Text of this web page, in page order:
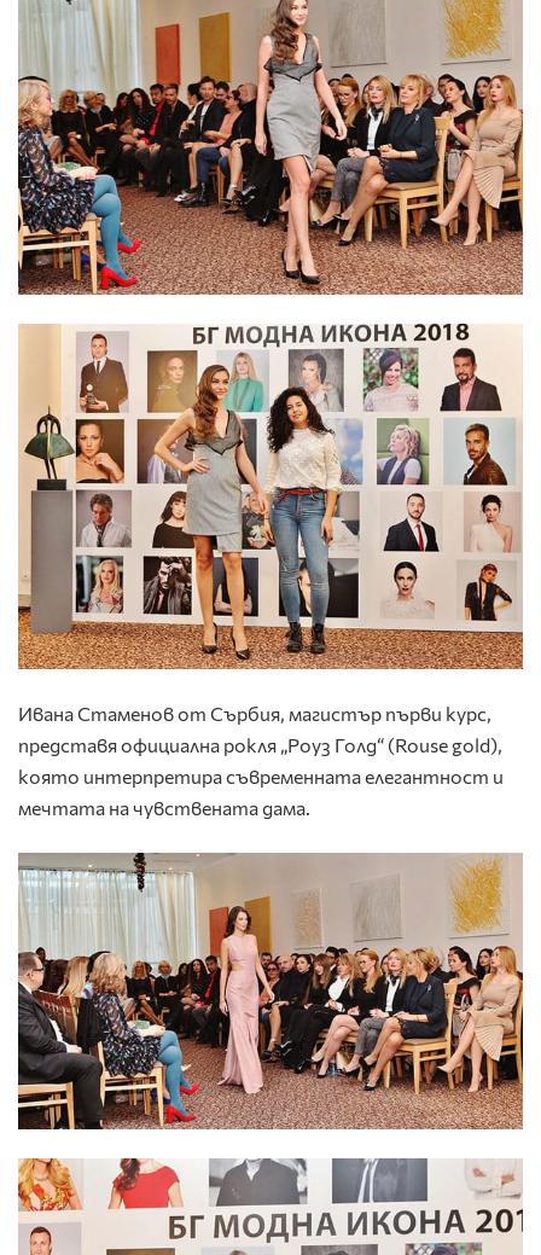
Ивана Стаменов от Сърбия, магистър първи курс,
представя официална рокля „Роуз Голд“ (Rouse gold),
която интерпретира съвременната елегантност и
мечтата на чувствената дама.